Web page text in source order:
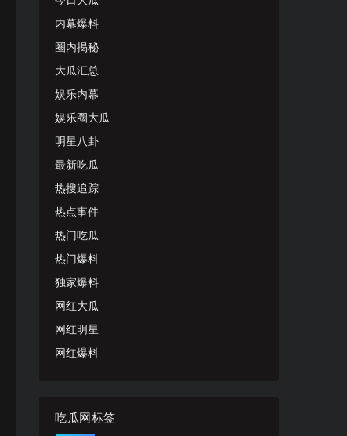
内幕爆料
圈内揭秘
大瓜汇总
娱乐内幕
娱乐圈大瓜
明星八卦
最新吃瓜
热搜追踪
热点事件
热门吃瓜
热门爆料
独家爆料
网红大瓜
网红明星
网红爆料
吃瓜网标签